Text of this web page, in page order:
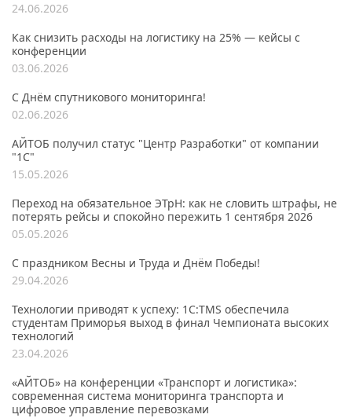
24.06.2026
Как снизить расходы на логистику на 25% — кейсы с
конференции
03.06.2026
С Днём спутникового мониторинга!
02.06.2026
АЙТОБ получил статус "Центр Разработки" от компании
"1С"
15.05.2026
Переход на обязательное ЭТрН: как не словить штрафы, не
потерять рейсы и спокойно пережить 1 сентября 2026
05.05.2026
С праздником Весны и Труда и Днём Победы!
29.04.2026
Технологии приводят к успеху: 1С:TMS обеспечила
студентам Приморья выход в финал Чемпионата высоких
технологий
23.04.2026
«АЙТОБ» на конференции «Транспорт и логистика»:
современная система мониторинга транспорта и
цифровое управление перевозками